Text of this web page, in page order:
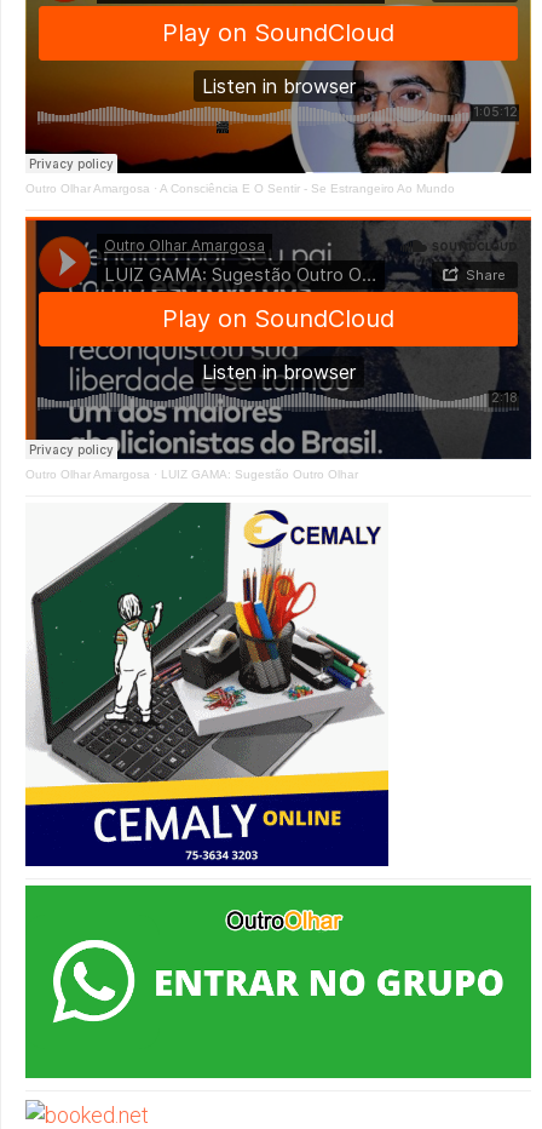
Outro Olhar Amargosa · A Consciência E O Sentir - Se Estrangeiro Ao Mundo
Outro Olhar Amargosa · LUIZ GAMA: Sugestão Outro Olhar